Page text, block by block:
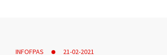
INFOFPAS 21-02-2021